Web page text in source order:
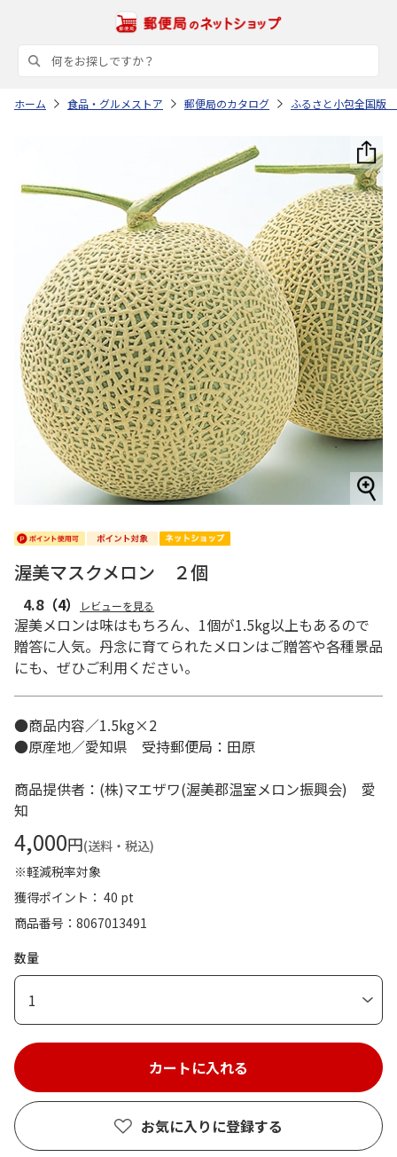
ホーム 食品・グルメストア 郵便局のカタログ ふるさと小包全国版
渥美マスクメロン ２個
4.8（4） レビューを見る
渥美メロンは味はもちろん、1個が1.5kg以上もあるので
贈答に人気。丹念に育てられたメロンはご贈答や各種景品
にも、ぜひご利用ください。
●商品内容／1.5kg×2
●原産地／愛知県 受持郵便局：田原
商品提供者：(株)マエザワ(渥美郡温室メロン振興会) 愛
知
4,000円(送料・税込)
※軽減税率対象
獲得ポイント： 40 pt
商品番号
8067013491
数量
1
お気に入りに登録する